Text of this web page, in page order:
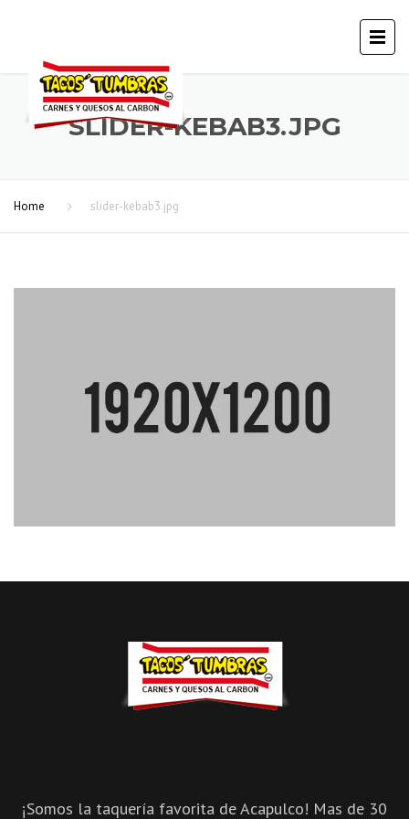
SLIDER-KEBAB3.JPG
Home slider-kebab3.jpg
¡Somos la taquería favorita de Acapulco! Mas de 30